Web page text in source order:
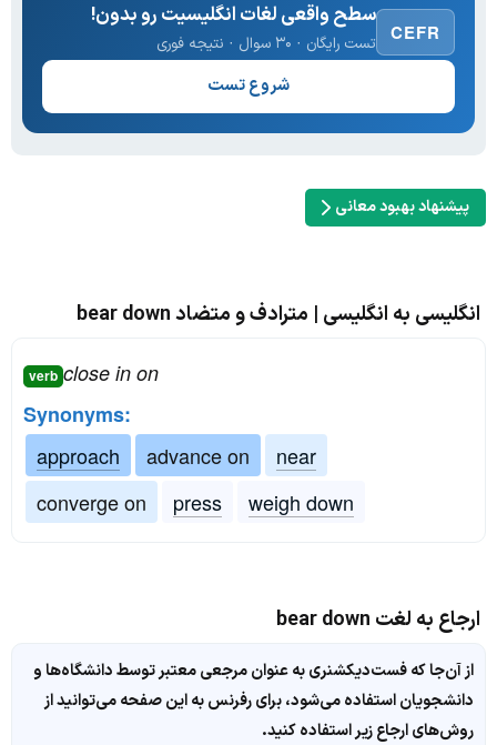
CEFR
سطح واقعی لغات انگلیسیت رو بدون!
تست رایگان · ۳۰ سوال · نتیجه فوری
شروع تست
پیشنهاد بهبود معانی
انگلیسی به انگلیسی | مترادف و متضاد bear down
verb close in on
Synonyms:
approach
advance on
near
converge on
press weigh down
ارجاع به لغت bear down
از آن‌جا که فست‌دیکشنری به عنوان مرجعی معتبر توسط دانشگاه‌ها و
دانشجویان استفاده می‌شود، برای رفرنس به این صفحه می‌توانید از
روش‌های ارجاع زیر استفاده کنید.